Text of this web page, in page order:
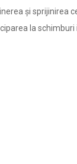
și sprijinirea
la